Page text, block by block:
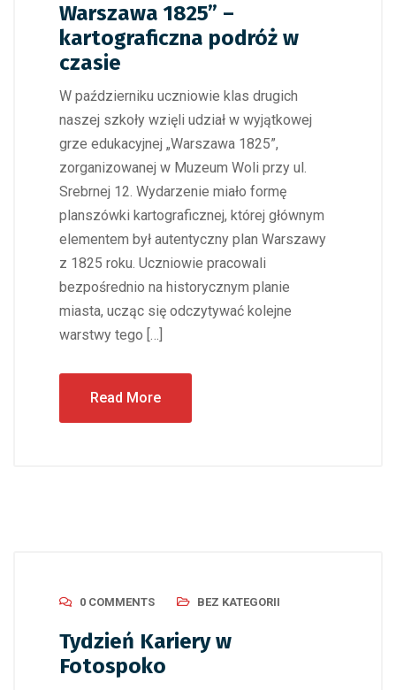
Warszawa 1825” –
kartograficzna podróż w
czasie
W październiku uczniowie klas drugich
naszej szkoły wzięli udział w wyjątkowej
grze edukacyjnej „Warszawa 1825”,
zorganizowanej w Muzeum Woli przy ul.
Srebrnej 12. Wydarzenie miało formę
planszówki kartograficznej, której głównym
elementem był autentyczny plan Warszawy
z 1825 roku. Uczniowie pracowali
bezpośrednio na historycznym planie
miasta, ucząc się odczytywać kolejne
warstwy tego […]
Read More
0 COMMENTS BEZ KATEGORII
Tydzień Kariery w
Fotospoko